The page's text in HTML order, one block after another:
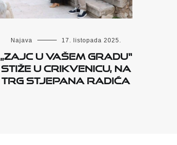
Najava 17. listopada 2025.
„Zajc u vašem gradu“
stiže u Crikvenicu, na
Trg Stjepana Radića